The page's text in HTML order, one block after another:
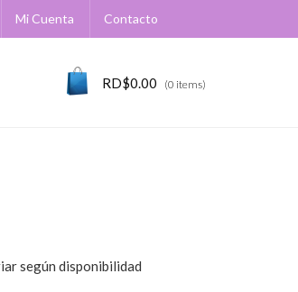
Mi Cuenta Contacto
RD$0.00 (0 items)
según disponibilidad